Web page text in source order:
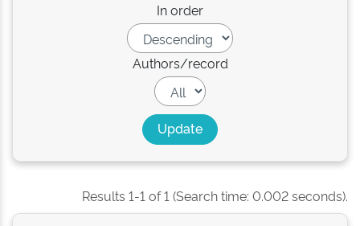
In order
Authors/record
Results 1-1 of 1 (Search time: 0.002 seconds).